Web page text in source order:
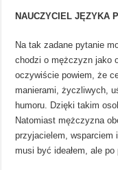
NAUCZYCIEL JĘZYKA
Na tak zadane pytanie
chodzi o mężczyzn jako
oczywiście powiem, że
manierami, życzliwych,
humoru. Dzięki takim
Natomiast mężczyzna
przyjacielem, wsparciem
musi być ideałem, ale